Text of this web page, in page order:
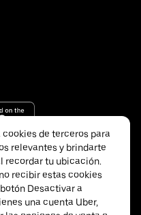
cookies de terceros para
relevantes y brindarte
recordar tu ubicación.
recibir estas cookies
Desactivar a
una cuenta Uber,